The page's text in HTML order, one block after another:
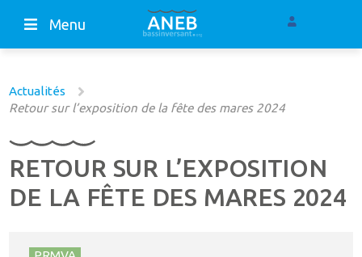
Menu
Actualités
Retour sur l’exposition de la fête des mares 2024
RETOUR SUR L’EXPOSITION
DE LA FÊTE DES MARES 2024